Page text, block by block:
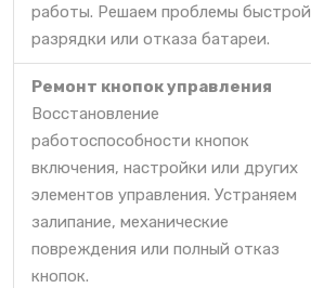
работы. Решаем проблемы быстрой
разрядки или отказа батареи.
Ремонт кнопок управления
Восстановление
работоспособности кнопок
включения, настройки или других
элементов управления. Устраняем
залипание, механические
повреждения или полный отказ
кнопок.